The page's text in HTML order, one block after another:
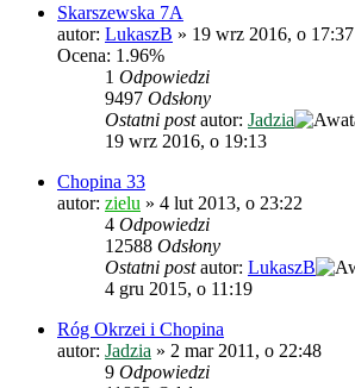
Skarszewska 7A
autor: LukaszB » 19 wrz 2016, o 17:37
Ocena: 1.96%
1 Odpowiedzi
9497 Odsłony
Ostatni postautor: Jadzia
19 wrz 2016, o 19:13
Chopina 33
autor: zielu » 4 lut 2013, o 23:22
4 Odpowiedzi
12588 Odsłony
Ostatni postautor: LukaszB
4 gru 2015, o 11:19
Róg Okrzei i Chopina
autor: Jadzia » 2 mar 2011, o 22:48
9 Odpowiedzi